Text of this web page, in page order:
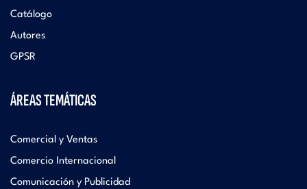
Catálogo
Autores
GPSR
ÁREAS TEMÁTICAS
Comercial y Ventas
Comercio Internacional
Comunicación y Publicidad